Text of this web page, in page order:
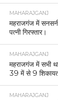
MAHARAJGANJ
महराजगंज में
पत्नी गिरफ्तार।
MAHARAJGANJ
महराजगंज में सभी
39 में से 9
MAHARAJGANJ